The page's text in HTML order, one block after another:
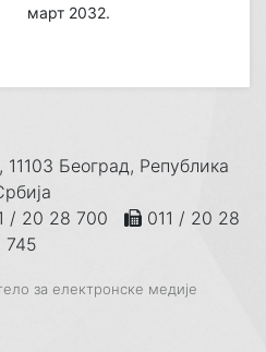
март 2032.
Београд, Република
/ 20 28 700
011 / 20 28
745
за електронске медије